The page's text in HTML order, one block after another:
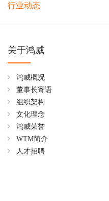
行业动态
关于鸿威
鸿威概况
董事长寄语
组织架构
文化理念
鸿威荣誉
WTM简介
人才招聘